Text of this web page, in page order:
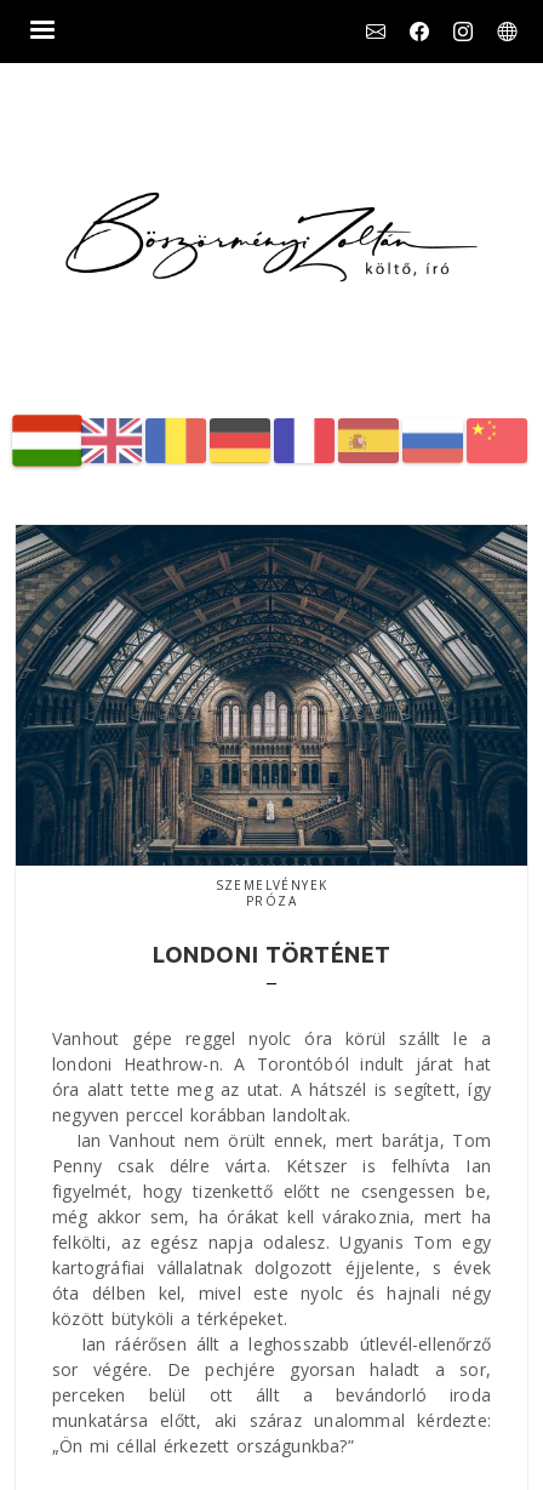
SZEMELVÉNYEK
PRÓZA
LONDONI TÖRTÉNET
Vanhout gépe reggel nyolc óra körül szállt le a
londoni Heathrow-n. A Torontóból indult járat hat
óra alatt tette meg az utat. A hátszél is segített, így
negyven perccel korábban landoltak.
Ian Vanhout nem örült ennek, mert barátja, Tom
Penny csak délre várta. Kétszer is felhívta Ian
figyelmét, hogy tizenkettő előtt ne csengessen be,
még akkor sem, ha órákat kell várakoznia, mert ha
felkölti, az egész napja odalesz. Ugyanis Tom egy
kartográfiai vállalatnak dolgozott éjjelente, s évek
óta délben kel, mivel este nyolc és hajnali négy
között bütyköli a térképeket.
Ian ráérősen állt a leghosszabb útlevél-ellenőrző
sor végére. De pechjére gyorsan haladt a sor,
perceken belül ott állt a bevándorló iroda
munkatársa előtt, aki száraz unalommal kérdezte:
„Ön mi céllal érkezett országunkba?”